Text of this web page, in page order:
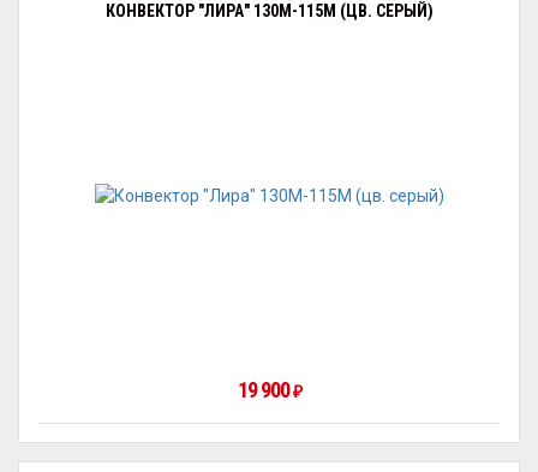
КОНВЕКТОР "ЛИРА" 130М-115М (ЦВ. СЕРЫЙ)
19 900₽